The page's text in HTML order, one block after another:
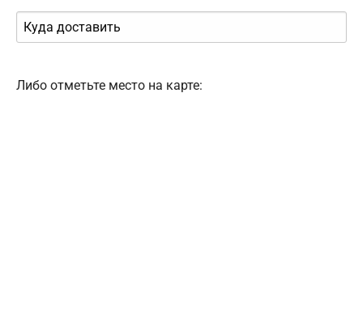
Либо отметьте место на карте: